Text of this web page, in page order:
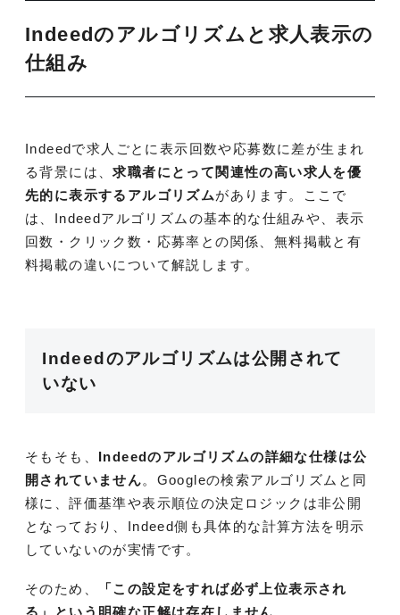
Indeedのアルゴリズムと求人表示の
仕組み
Indeedで求人ごとに表示回数や応募数に差が生まれ
る背景には、求職者にとって関連性の高い求人を優
先的に表示するアルゴリズムがあります。ここで
は、Indeedアルゴリズムの基本的な仕組みや、表示
回数・クリック数・応募率との関係、無料掲載と有
料掲載の違いについて解説します。
Indeedのアルゴリズムは公開されて
いない
そもそも、 Indeedのアルゴリズムの詳細な仕様は公
開されていません。Googleの検索アルゴリズムと同
様に、評価基準や表示順位の決定ロジックは非公開
となっており、Indeed側も具体的な計算方法を明示
していないのが実情です。
そのため、
「この設定をすれば必ず上位表示され
る」という明確な正解は存在しません